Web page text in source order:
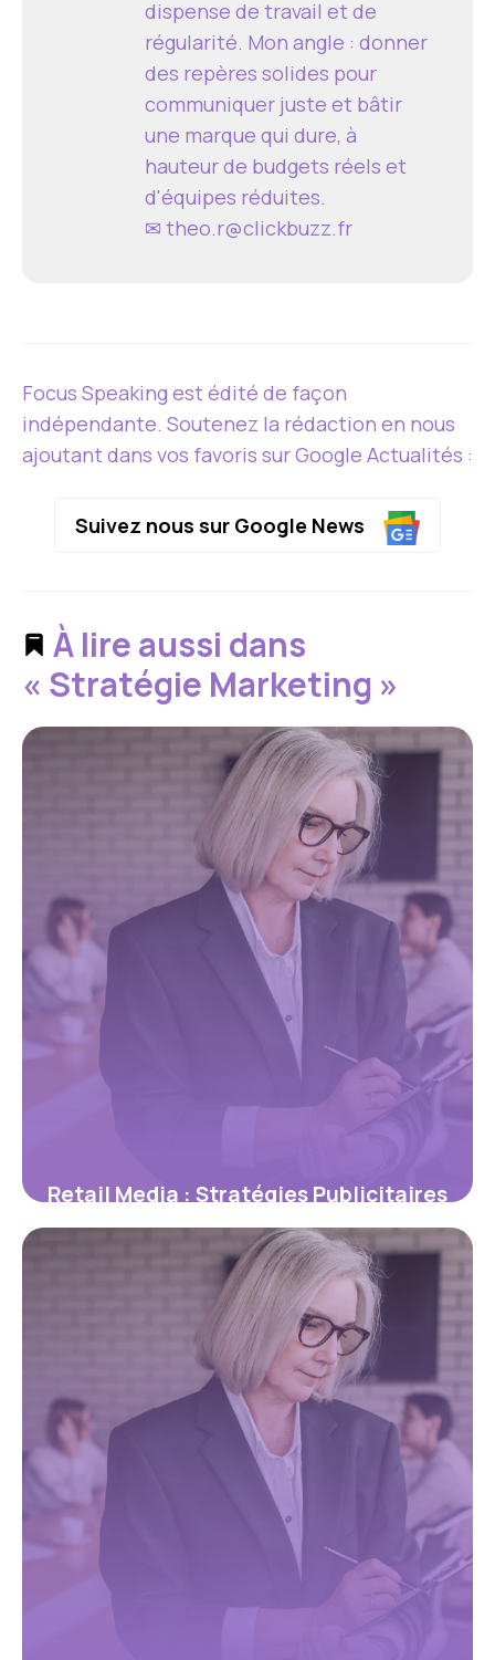
dispense de travail et de
régularité. Mon angle : donner
des repères solides pour
communiquer juste et bâtir
une marque qui dure, à
hauteur de budgets réels et
d'équipes réduites.
✉ theo.r@clickbuzz.fr
Focus Speaking est édité de façon
indépendante. Soutenez la rédaction en nous
ajoutant dans vos favoris sur Google Actualités :
Suivez nous sur Google News
À lire aussi dans
« Stratégie Marketing »
Retail Media : Stratégies Publicitaires
2026